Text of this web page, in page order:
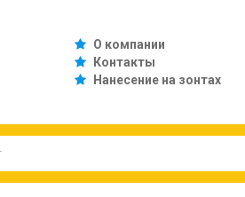
О компании
Контакты
Нанесение на зонтах